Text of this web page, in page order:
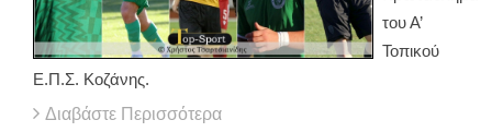
του Α’
Τοπικού
Ε.Π.Σ. Κοζάνης.
Διαβάστε Περισσότερα